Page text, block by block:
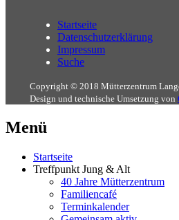
Startseite
Datenschutzerklärung
Impressum
Suche
Copyright © 2018 Mütterzentrum
Design und technische Umsetzung von
Menü
Startseite
Treffpunkt Jung & Alt
40 Jahre Mütterzentrum
Familiencafé
Terminkalender